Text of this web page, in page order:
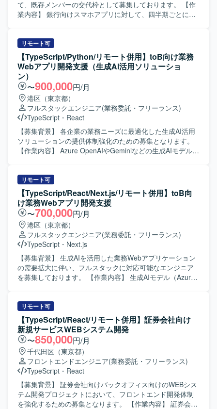
て、既存メンバーの交代枠として募集しております。 【作
業内容】 銀行向けスマホアプリに対して、四半期ごとに計
装・テストまで一連の工程を担当していただきます。スマ
ホ実機での動作確認やテストも行っていただきます。 【求
める人物像】 フロントエンドとバックエンド双方の技術に
主体的に取り組み、チームと連携しながら着実にタスクを
遂行できる方を求めております。仕様変更や機能追加にも
柔軟に対応し、品質を意識した開発ができる方が望ましい
です。 【ポジションの魅力】 銀行向けスマホアプリという
ユーザー数の多いプロダクトに携わることで、大規模サー
ビスの機能改修サイクルを通じた経験を積むことができま
す。フロントエンドとバックエンドの両方に関わるため、
フルスタック寄りのスキルを高めることができます。 【開
発環境】 フロントエンドはTypeScriptおよびAngularを使用
リモート可
【TypeScript/Python/リモート併用】toB向け業務
Webアプリ開発支援（生成AI活用ソリューショ
ン）
〜900,000円/月
港区（東京都）
フルスタックエンジニア(業務委託・フリーランス)
TypeScript ・ React
【募集背景】 各企業の業務ニーズに最適化した生成AI活用
ソリューションの提供体制強化のための募集となります。
【作業内容】 Azure OpenAIやGeminiなどの生成AIモデルを
っていただきます。 各企業の業務ニーズに最適化したWeb
アプリケーションと独自開発のプラグインを組み合わせた
ソリューションにおいて、要件定義や技術選定、基本設
計・詳細設計、フロントエンドおよびバックエンドの実
装、テスト、運用保守までを一貫してご担当いただきま
す。 【求める人物像】 生成AI技術への関心が高く、新しい
技術スタックの選定や検証に主体的に取り組んでいただけ
る方を求めています。顧客の業務課題を理解し、関係者と
円滑にコミュニケーションを取りながらソリューションを
形にしていける方が望ましいです。 【ポジションの魅力】
生成AIを活用した業務Webアプリケーションの設計から運
デルや、TypeScript / React / Next.js / Python / FastAPIとい
ったモダンな技術スタックを活用しながら、業務効率化に
直結するソリューション開発の経験を積んでいただけま
す。 【開発環境】 フロントエンド：TypeScript, React.js,
Next.js, Chakra UI, Playwright バックエンド：Python,
FastAPI, pytest AI/開発支援：GitHub Copilot, Claude Code
等
リモート可
【TypeScript/React/Next.js/リモート併用】toB向
け業務Webアプリ開発支援
〜700,000円/月
港区（東京都）
フルスタックエンジニア(業務委託・フリーランス)
TypeScript ・ Next.js
【募集背景】 生成AIを活用した業務Webアプリケーション
の需要拡大に伴い、フルスタックに対応可能なエンジニア
を募集しております。 【作業内容】 生成AIモデル（Azure
担当いただきます。 多数のプリセットプロンプトを備えた
Webアプリケーションに対して、お客様の業務特性に合わ
せたカスタマイズや機能拡張を行っていただきます。 お客
様ごとに最適化したWebアプリケーションと自社独自開発
プラグインの連携実装を行い、業務ニーズに即したソリュ
ーションを構築していただきます。 要件調整や技術スタッ
ク選定などの上流工程に参画し、仕様策定から実装、テス
ト、リリース後の改善までを継続的に対応していただきま
す。 【求める人物像】 生成AI技術や最新のWeb技術への関
心が高く、自ら情報収集しながら主体的にキャッチアップ
できる方を求めております。 顧客とのコミュニケーション
リモート可
【TypeScript/React/リモート併用】証券会社向け
新規サービスWEBシステム開発
〜850,000円/月
千代田区（東京都）
フロントエンドエンジニア(業務委託・フリーランス)
TypeScript ・ React
【募集背景】 証券会社向けバックオフィス向けのWEBシス
テム開発プロジェクトにおいて、フロントエンド開発体制
を強化するための募集となります。 【作業内容】 証券会社